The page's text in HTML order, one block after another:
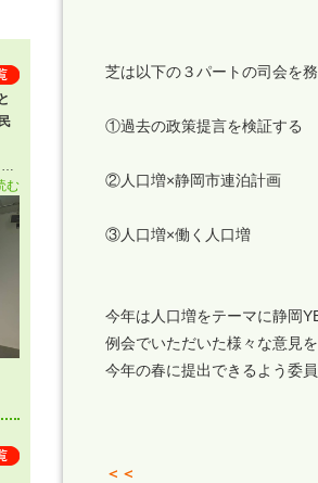
芝は以下の３パートの司会を務
①過去の政策提言を検証する
②人口増×静岡市連泊計画
③人口増×働く人口増
今年は人口増をテーマに静岡
例会でいただいた様々な意見
今年の春に提出できるよう委
＜＜
…
む